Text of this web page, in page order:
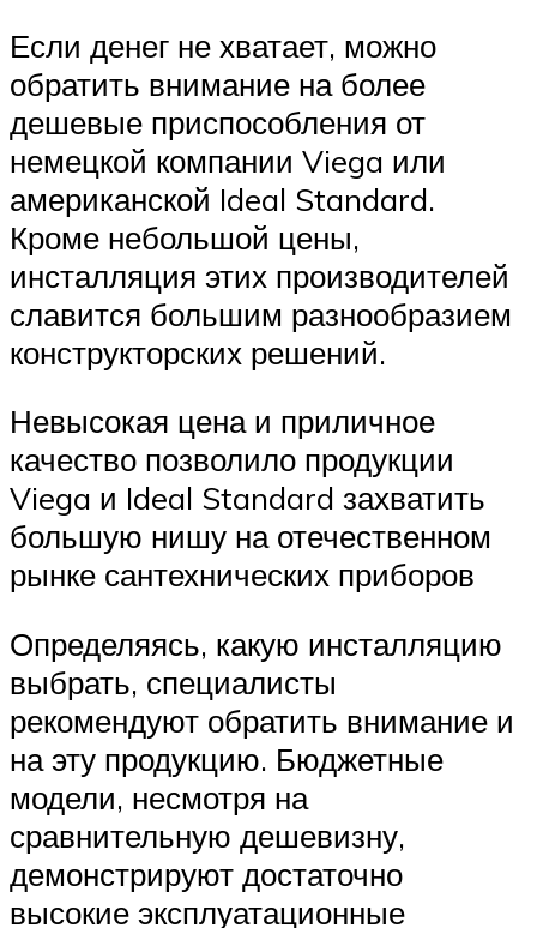
Если денег не хватает, можно
обратить внимание на более
дешевые приспособления от
немецкой компании Viega или
американской Ideal Standard.
Кроме небольшой цены,
инсталляция этих производителей
славится большим разнообразием
конструкторских решений.
Невысокая цена и приличное
качество позволило продукции
Viega и Ideal Standard захватить
большую нишу на отечественном
рынке сантехнических приборов
Определяясь, какую инсталляцию
выбрать, специалисты
рекомендуют обратить внимание и
на эту продукцию. Бюджетные
модели, несмотря на
сравнительную дешевизну,
демонстрируют достаточно
высокие эксплуатационные